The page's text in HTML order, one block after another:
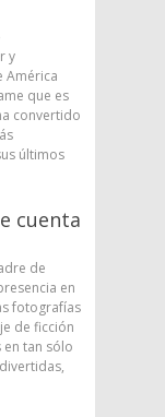
y
América
que es
convertido
últimos
cuenta
de
en
fotografías
de ficción
tan sólo